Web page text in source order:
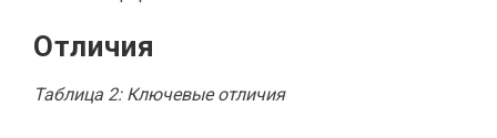
Отличия
Таблица 2: Ключевые отличия